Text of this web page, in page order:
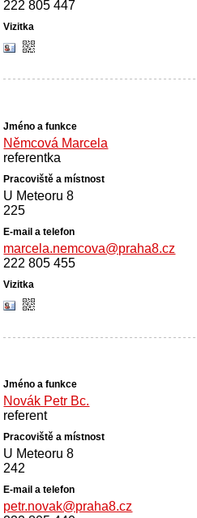
222 805 447
Němcová Marcela
referentka
U Meteoru 8
225
marcela.nemcova@praha8.cz
222 805 455
Novák Petr Bc.
referent
U Meteoru 8
242
petr.novak@praha8.cz